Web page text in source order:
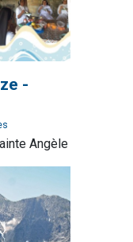
-
Angèle